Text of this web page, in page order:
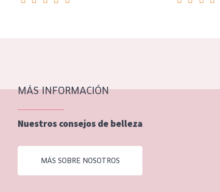
Lift+
Piel normal y seca
Piel mixata o grasa
Piel madura
Piel menopáusica
MÁS INFORMACIÓN
Nuestros consejos de belleza
MÁS SOBRE NOSOTROS